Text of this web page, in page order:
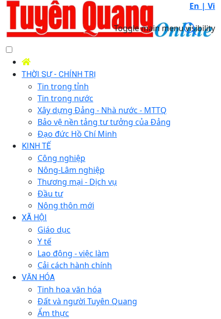
En | Vi
Toggle main menu visibility
THỜI SỰ - CHÍNH TRỊ
Tin trong tỉnh
Tin trong nước
Xây dựng Đảng - Nhà nước - MTTQ
Bảo vệ nền tảng tư tưởng của Đảng
Đạo đức Hồ Chí Minh
KINH TẾ
Công nghiệp
Nông-Lâm nghiệp
Thương mại - Dịch vụ
Đầu tư
Nông thôn mới
XÃ HỘI
Giáo dục
Y tế
Lao động - việc làm
Cải cách hành chính
VĂN HÓA
Tinh hoa văn hóa
Đất và người Tuyên Quang
Ẩm thực